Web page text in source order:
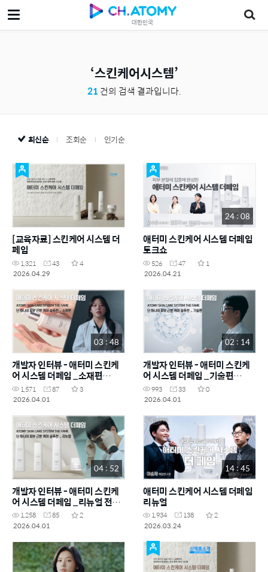
대한민국
스킨케어시스템
21 건의 검색 결과입니다.
최신순 조회순 인기순
[교육자료] 스킨케어 시스템 더
페임
1,321 43
4
2026.04.29
24 : 08
애터미 스킨케어 시스템 더페임
토크쇼
526 47
1
2026.04.21
03 : 48
개발자 인터뷰 - 애터미 스킨케
어 시스템 더페임 _소재편
ATOMY SKIN CARE SYSTEM
THE FAME
1,571 87
3
2026.04.01
02 : 14
개발자 인터뷰 - 애터미 스킨케
어 시스템 더페임 _기술편
ATOMY SKIN CARE SYSTEM
THE FAME
993 33
0
2026.04.01
04 : 52
개발자 인터뷰 - 애터미 스킨케
어 시스템 더페임 _리뉴얼 전체
ATOMY SKIN CARE SYSTEM
THE FAME
1,258 85
2
2026.04.01
14 : 45
애터미 스킨케어 시스템 더페임
리뉴얼
1,934 138
2
2026.03.24